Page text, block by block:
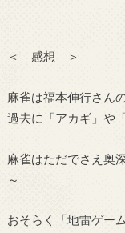
＜ 感想 ＞
麻雀は福本伸行さん
過去に「アカギ」や
麻雀はただでさえ奥
～
おそらく「地雷ゲー